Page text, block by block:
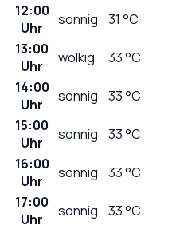
12:00
Uhr
sonnig 31 °C
13:00
Uhr
wolkig 33°C
14:00
Uhr
sonnig 33°C
15:00
Uhr
sonnig 33°C
16:00
Uhr
sonnig 33°C
17:00
Uhr
sonnig 33°C